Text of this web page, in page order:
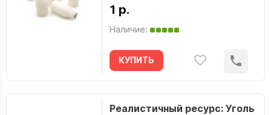
1 р.
Наличие:
КУПИТЬ
Реалистичный ресурс: Уголь